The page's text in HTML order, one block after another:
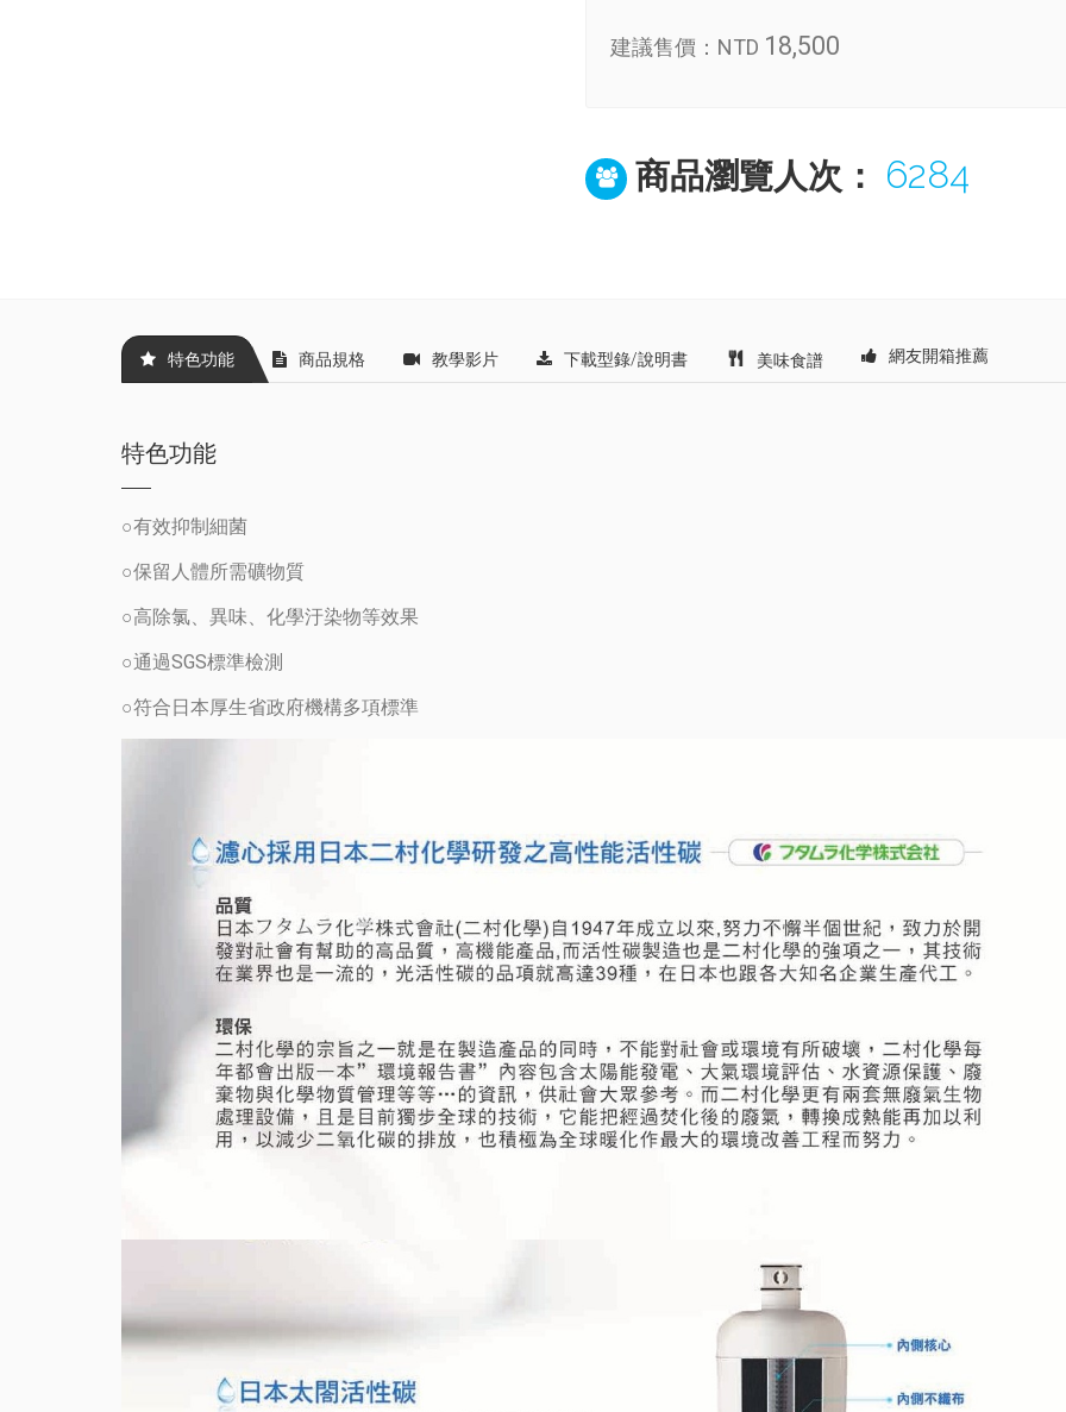
建議售價： NTD 18,500
商品瀏覽人次： 6284
特色功能 商品規格 教學影片 下載型錄/說明書 美味食譜 網友開箱推薦
特色功能
○有效抑制細菌
○保留人體所需礦物質
○高除氯、異味、化學汙染物等效果
○通過SGS標準檢測
○符合日本厚生省政府機構多項標準